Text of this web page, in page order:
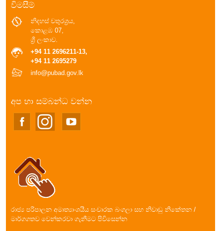
විමසීම්
නිදහස් චතුරශ්‍රය,
කොළඹ 07,
ශ්‍රී ලංකාව.
+94 11 2696211-13,
+94 11 2695279
info@pubad.gov.lk
අප හා සම්බන්ධ වන්න
රාජ්‍ය පරිපාලන අමාත්‍යාංශයීය සංචාරක බංගලා සහ නිවාඩු නිකේතන /
මාර්ගගතව වෙන්කරවා ගැනීමට පිවිසෙන්න